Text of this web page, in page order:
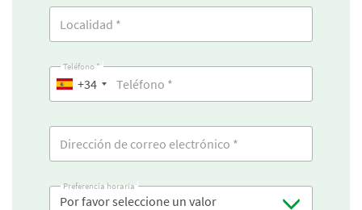
+34
Teléfono *
Preferencia horaria
Por favor seleccione un valor